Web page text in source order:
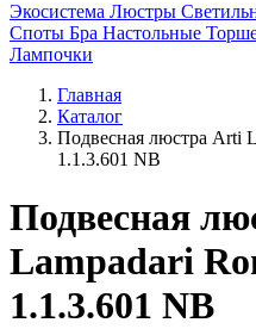
Экосистема Люстры
Споты Бра Настольные
Лампочки
Главная
Каталог
Подвесная люстра Arti
1.1.3.601 NB
Подвесная
Lampadari
1.1.3.601 NB